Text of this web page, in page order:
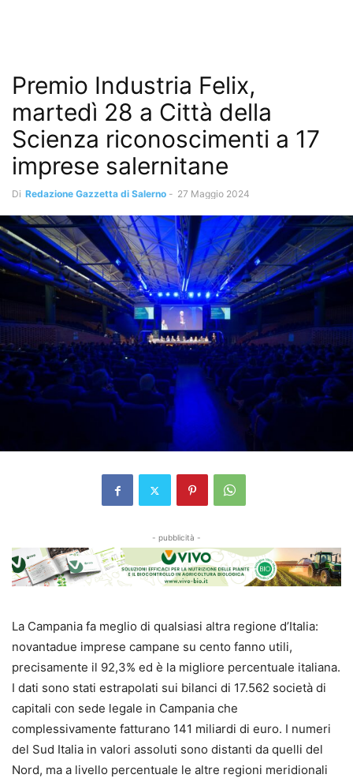
Premio Industria Felix,
martedì 28 a Città della
Scienza riconoscimenti a 17
imprese salernitane
Di Redazione Gazzetta di Salerno - 27 Maggio 2024
- pubblicità -
La Campania fa meglio di qualsiasi altra regione d’Italia:
novantadue imprese campane su cento fanno utili,
precisamente il 92,3% ed è la migliore percentuale italiana.
I dati sono stati estrapolati sui bilanci di 17.562 società di
capitali con sede legale in Campania che
complessivamente fatturano 141 miliardi di euro. I numeri
del Sud Italia in valori assoluti sono distanti da quelli del
Nord, ma a livello percentuale le altre regioni meridionali